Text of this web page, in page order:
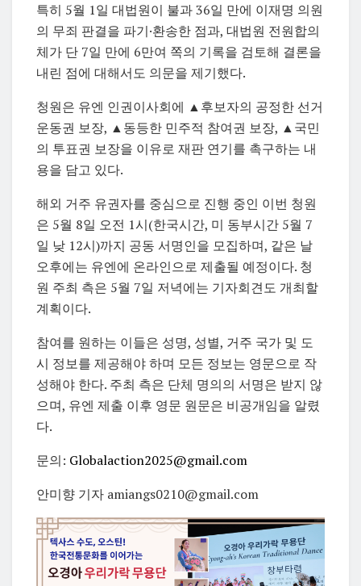
특히 5월 1일 대법원이 불과 36일 만에 이재명 의원
의 무죄 판결을 파기·환송한 점과, 대법원 전원합의
체가 단 7일 만에 6만여 쪽의 기록을 검토해 결론을
내린 점에 대해서도 의문을 제기했다.
청원은 유엔 인권이사회에 ▲후보자의 공정한 선거
운동권 보장, ▲동등한 민주적 참여권 보장, ▲국민
의 투표권 보장을 이유로 재판 연기를 촉구하는 내
용을 담고 있다.
해외 거주 유권자를 중심으로 진행 중인 이번 청원
은 5월 8일 오전 1시(한국시간, 미 동부시간 5월 7
일 낮 12시)까지 공동 서명인을 모집하며, 같은 날
오후에는 유엔에 온라인으로 제출될 예정이다. 청
원 주최 측은 5월 7일 저녁에는 기자회견도 개최할
계획이다.
참여를 원하는 이들은 성명, 성별, 거주 국가 및 도
시 정보를 제공해야 하며 모든 정보는 영문으로 작
성해야 한다. 주최 측은 단체 명의의 서명은 받지 않
으며, 유엔 제출 이후 영문 원문은 비공개임을 알렸
다.
문의: Globalaction2025@gmail.com
안미향 기자 amiangs0210@gmail.com